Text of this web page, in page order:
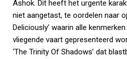
Ashok. Dit heeft het urgente
niet aangetast, te oordelen naar
Deliciously’ waarin alle
vliegende vaart gepresenteerd
‘The Trinity Of Shadows’ dat